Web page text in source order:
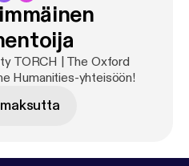
TORCH | The Oxford
Humanities-yhteisöön!